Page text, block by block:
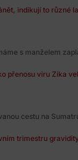
indikují to různé
s manželem
přenosu viru Zika
cestu na
trimestru